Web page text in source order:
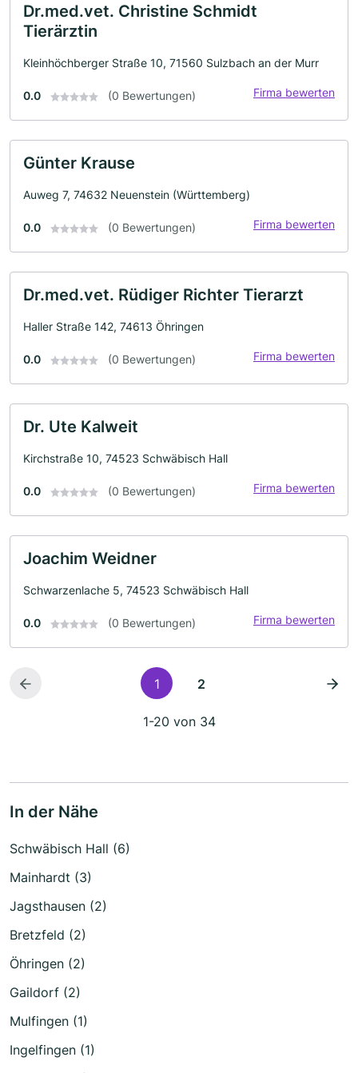
Dr.med.vet. Christine Schmidt
Tierärztin
Kleinhöchberger Straße 10, 71560 Sulzbach an der Murr
0.0 (0 Bewertungen) Firma bewerten
Günter Krause
Auweg 7, 74632 Neuenstein (Württemberg)
0.0 (0 Bewertungen) Firma bewerten
Dr.med.vet. Rüdiger Richter Tierarzt
Haller Straße 142, 74613 Öhringen
0.0 (0 Bewertungen) Firma bewerten
Dr. Ute Kalweit
Kirchstraße 10, 74523 Schwäbisch Hall
0.0 (0 Bewertungen) Firma bewerten
Joachim Weidner
Schwarzenlache 5, 74523 Schwäbisch Hall
0.0 (0 Bewertungen) Firma bewerten
1 2
1-20 von 34
In der Nähe
Schwäbisch Hall (6)
Mainhardt (3)
Jagsthausen (2)
Bretzfeld (2)
Öhringen (2)
Gaildorf (2)
Mulfingen (1)
Ingelfingen (1)